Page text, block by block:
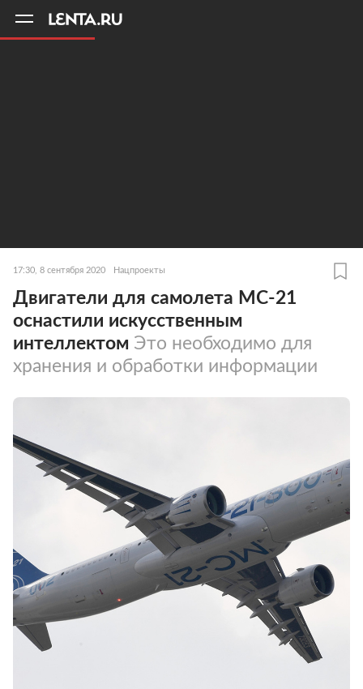
17:30, 8 сентября 2020 Нацпроекты
Двигатели для самолета МС-21
оснастили искусственным
интеллектом Это необходимо для
хранения и обработки информации